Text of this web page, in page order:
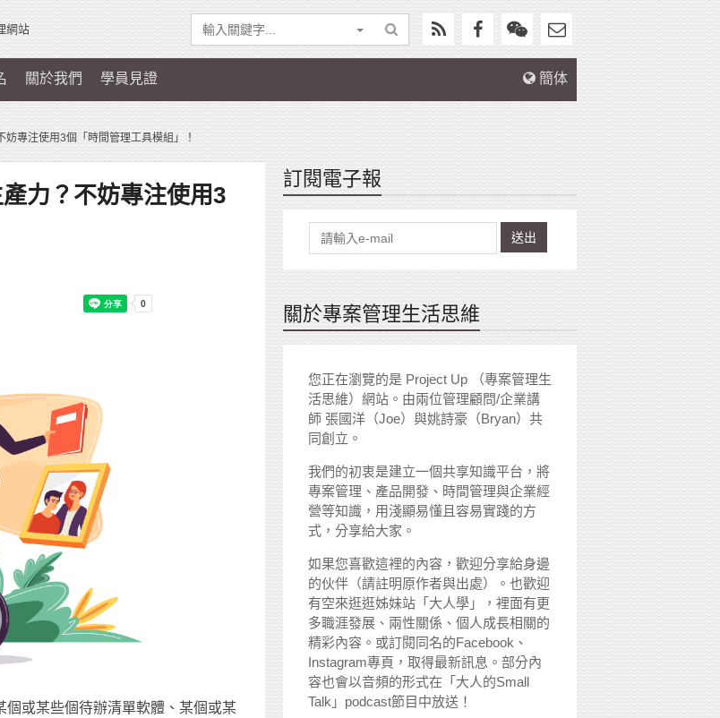
網站
關於我們 學員見證 簡体
專注使用3個「時間管理工具模組」！
力？不妨專注使用3
或某些個待辦清單軟體、某個或某
訂閱電子報
送出
關於專案管理生活思維
您正在瀏覽的是 Project Up （專案管理生
活思維）網站。由兩位管理顧問/企業講
師 張國洋（Joe）與姚詩豪（Bryan）共
同創立。
我們的初衷是建立一個共享知識平台，將
專案管理、產品開發、時間管理與企業經
營等知識，用淺顯易懂且容易實踐的方
式，分享給大家。
如果您喜歡這裡的內容，歡迎分享給身邊
的伙伴（請註明原作者與出處）。也歡迎
有空來逛逛姊妹站「大人學」，裡面有更
多職涯發展、兩性關係、個人成長相關的
精彩內容。或訂閱同名的Facebook、
Instagram專頁，取得最新訊息。部分內
容也會以音頻的形式在「大人的Small
Talk」podcast節目中放送！